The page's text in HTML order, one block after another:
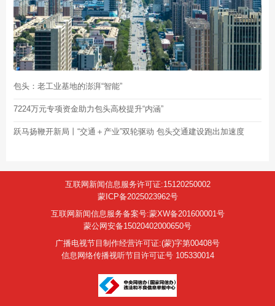
包头：老工业基地的澎湃“智能”
7224万元专项资金助力包头高校提升“内涵”
跃马扬鞭开新局丨“交通＋产业”双轮驱动 包头交通建设跑出加速度
互联网新闻信息服务许可证:15120250002
蒙ICP备2025023962号
互联网新闻信息服务备案号:蒙XW备201600001号
蒙公网安备15020402000650号
广播电视节目制作经营许可证:(蒙)字第00408号
信息网络传播视听节目许可证号 105330014